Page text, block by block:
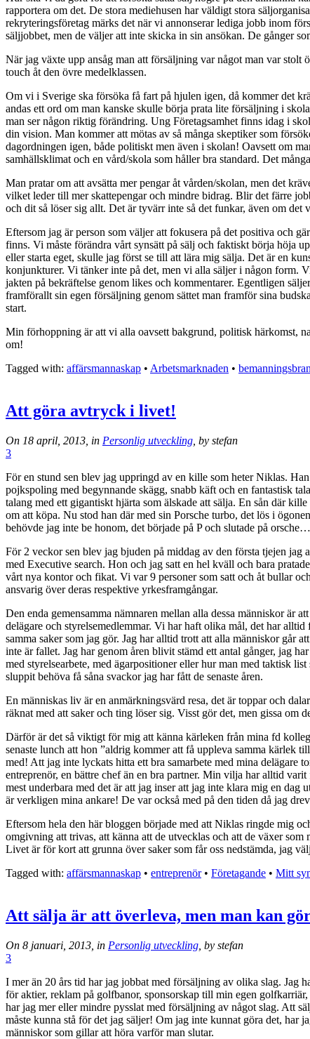
rapportera om det. De stora mediehusen har väldigt stora
rekryteringsföretag märks det när vi annonserar lediga jobb inom
säljjobbet, men de väljer att inte skicka in sin ansökan. De gånger
När jag växte upp ansåg man att försäljning var något man var
touch åt den övre medelklassen.
Om vi i Sverige ska försöka få fart på hjulen igen, då kommer det
andas ett ord om man kanske skulle börja prata lite försäljning i
man ser någon riktig förändring. Ung Företagsamhet finns idag i
din vision. Man kommer att mötas av så många skeptiker som
dagordningen igen, både politiskt men även i skolan! Oavsett om
samhällsklimat och en vård/skola som håller bra standard. Det
Man pratar om att avsätta mer pengar åt vården/skolan, men det
vilket leder till mer skattepengar och mindre bidrag. Blir det färre
och dit så löser sig allt. Det är tyvärr inte så det funkar, även om det
Eftersom jag är person som väljer att fokusera på det positiva och
finns. Vi måste förändra vårt synsätt på sälj och faktiskt börja höja
eller starta eget, skulle jag först se till att lära mig sälja. Det är en
konjunkturer. Vi tänker inte på det, men vi alla säljer i någon form.
jakten på bekräftelse genom likes och kommentarer. Egentligen
framförallt sin egen försäljning genom sättet man framför sina
start.
Min förhoppning är att vi alla oavsett bakgrund, politisk härkomst,
om!
Tagged with: affärsmannaskap • Arbetsmarknaden •
Att göra avtryck i livet!
On 18 april, 2013, in Personlig utveckling , by stefan
3
För en stund sen blev jag uppringd av en kille som heter Niklas.
pojkspoling med begynnande skägg, snabb käft och en fantastisk
talang med ett gigantiskt hjärta som älskade att sälja. En sån där
om att köpa. Nu stod han där med sin Porsche turbo, det lös i
behövde jag inte be honom, det började på P och slutade på orsche…
För 2 veckor sen blev jag bjuden på middag av den första tjejen jag
med Executive search. Hon och jag satt en hel kväll och bara
vårt nya kontor och fikat. Vi var 9 personer som satt och åt bullar
ansvarig över deras respektive yrkesframgångar.
Den enda gemensamma nämnaren mellan alla dessa människor är
delägare och styrelsemedlemmar. Vi har haft olika mål, det har
samma saker som jag gör. Jag har alltid trott att alla människor går
inte är fallet. Jag har genom åren blivit stämd ett antal gånger, jag
med styrelsearbete, med ägarpositioner eller hur man med taktisk
sluppit behöva få såna svackor jag har fått de senaste åren.
En människas liv är en anmärkningsvärd resa, det är toppar och
räknat med att saker och ting löser sig. Visst gör det, men gissa om
Därför är det så viktigt för mig att känna kärleken från mina fd
senaste lunch att hon ”aldrig kommer att få uppleva samma kärlek
med! Att jag inte lyckats hitta ett bra samarbete med mina delägare
entreprenör, en bättre chef än en bra partner. Min vilja har alltid
mest underbara med det är att jag inser att jag inte klara mig en
är verkligen mina ankare! De var också med på den tiden då jag
Eftersom hela den här bloggen började med att Niklas ringde mig
omgivning att trivas, att känna att de utvecklas och att de växer
Livet är för kort att grunna över saker som får oss nedstämda, jag
Tagged with: affärsmannaskap • entreprenör• Företagande • Mitt
Att sälja är att överleva, men man kan
On 8 januari, 2013, in Personlig utveckling , by stefan
3
I mer än 20 års tid har jag jobbat med försäljning av olika slag. Jag
för aktier, reklam på golfbanor, sponsorskap till min egen
har jag mer eller mindre pysslat med försäljning av något slag. Att
måste kunna stå för det jag säljer! Om jag inte kunnat göra det,
människor som gillar att höra varför man slutar.